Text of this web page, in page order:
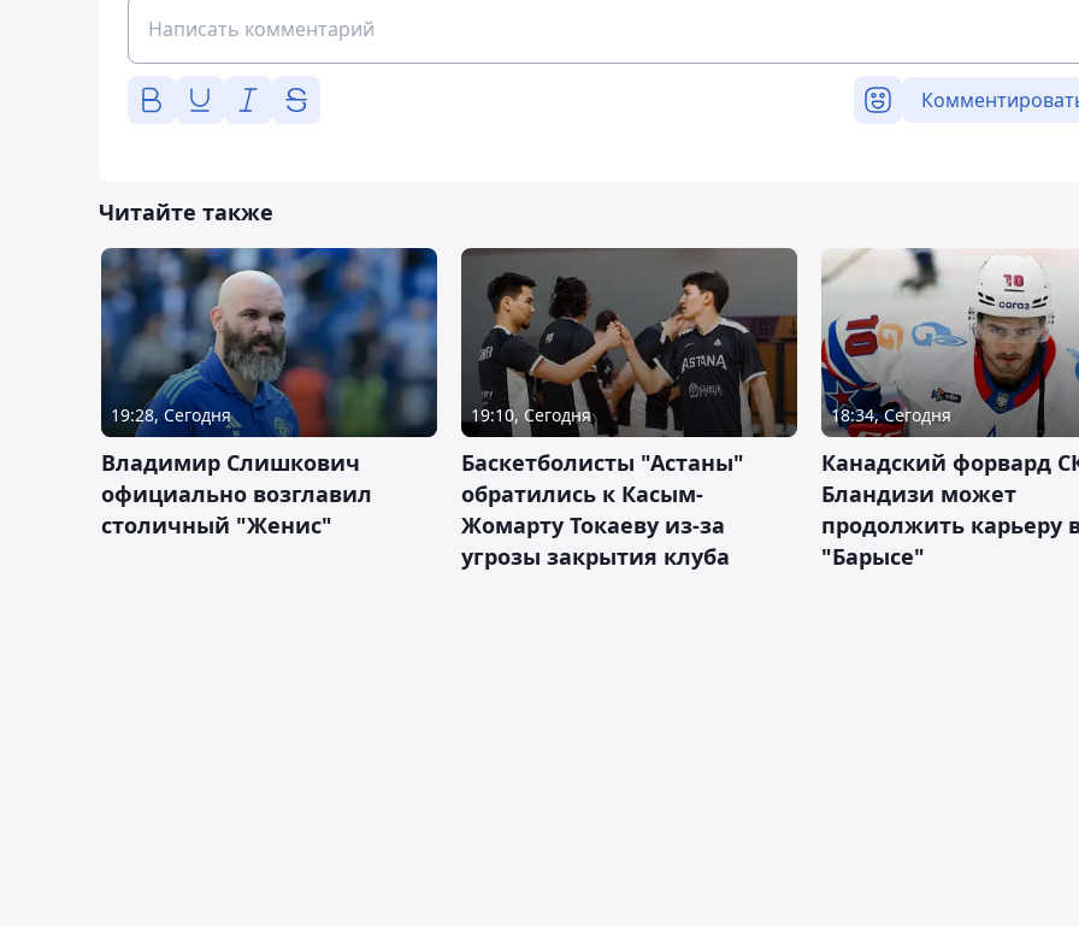
Читайте также
19:28, Сегодня
Владимир Слишкович
официально возглавил
столичный "Женис"
19:10, Сегодня
Баскетболисты "Астаны"
обратились к Касым-
Жомарту Токаеву из-за
угрозы закрытия клуба
18:34, Сегодня
Канадский форвард
Бландизи может
продолжить карьеру
"Барысе"